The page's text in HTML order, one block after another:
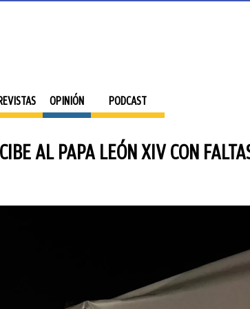
OPINIÓN PODCAST
AL PAPA LEÓN XIV CON